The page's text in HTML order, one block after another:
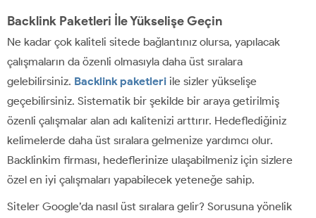
Backlink Paketleri İle Yükselişe Geçin
Ne kadar çok kaliteli sitede bağlantınız olursa, yapılacak
çalışmaların da özenli olmasıyla daha üst sıralara
gelebilirsiniz. Backlink paketleri ile sizler yükselişe
geçebilirsiniz. Sistematik bir şekilde bir araya getirilmiş
özenli çalışmalar alan adı kalitenizi arttırır. Hedeflediğiniz
kelimelerde daha üst sıralara gelmenize yardımcı olur.
Backlinkim firması, hedeflerinize ulaşabilmeniz için sizlere
özel en iyi çalışmaları yapabilecek yeteneğe sahip.
Siteler Google’da nasıl üst sıralara gelir? Sorusuna yönelik